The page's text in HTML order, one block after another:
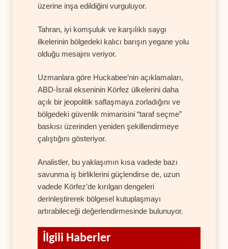
üzerine inşa edildiğini vurguluyor.
Tahran, iyi komşuluk ve karşılıklı saygı
ilkelerinin bölgedeki kalıcı barışın yegane yolu
olduğu mesajını veriyor.
Uzmanlara göre Huckabee’nin açıklamaları,
ABD-İsrail ekseninin Körfez ülkelerini daha
açık bir jeopolitik saflaşmaya zorladığını ve
bölgedeki güvenlik mimarisini “taraf seçme”
baskısı üzerinden yeniden şekillendirmeye
çalıştığını gösteriyor.
Analistler, bu yaklaşımın kısa vadede bazı
savunma iş birliklerini güçlendirse de, uzun
vadede Körfez’de kırılgan dengeleri
derinleştirerek bölgesel kutuplaşmayı
artırabileceği değerlendirmesinde bulunuyor.
İlgili Haberler